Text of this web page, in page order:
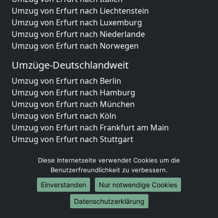
Umzug von Erfurt nach Liechtenstein
Umzug von Erfurt nach Luxemburg
Umzug von Erfurt nach Niederlande
Umzug von Erfurt nach Norwegen
Umzüge-Deutschlandweit
Umzug von Erfurt nach Berlin
Umzug von Erfurt nach Hamburg
Umzug von Erfurt nach München
Umzug von Erfurt nach Köln
Umzug von Erfurt nach Frankfurt am Main
Umzug von Erfurt nach Stuttgart
Umzug von Erfurt nach Leipzig
Umzug von Erfurt nach Dortmund
Umzug von Erfurt nach Essen
Umzug von Erfurt nach Bremen
Umzug von Erfurt nach Dresden
Diese Internetseite verwendet Cookies um die
Benutzerfreundlichkeit zu verbessern.
Einverstanden
Nur notwendige Cookies
Datenschutzerklärung